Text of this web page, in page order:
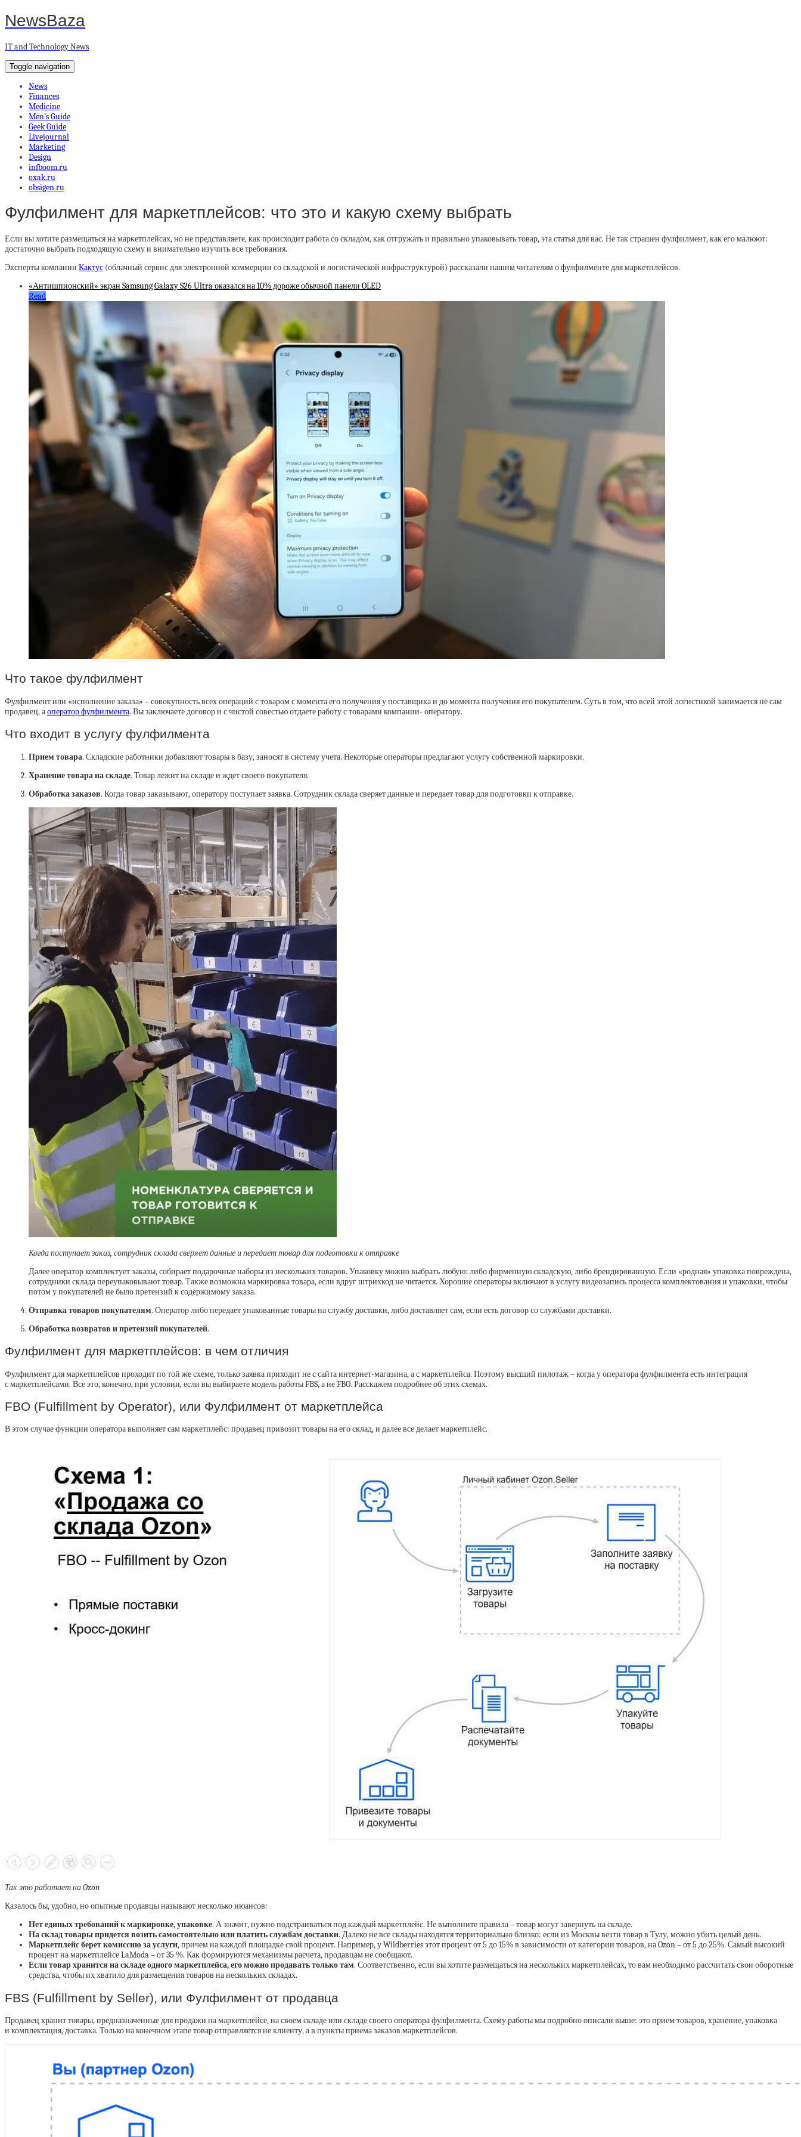
NewsBaza
IT and Technology News
Toggle navigation
News
Finances
Medicine
Men’s Guide
Geek Guide
Livejournal
Marketing
Design
infboom.ru
oxak.ru
obsigen.ru
Фулфилмент для маркетплейсов: что это и какую схему выбрать
Если вы хотите размещаться на маркетплейсах, но не представляете, как происходит работа со складом, как отгружать и правильно упаковывать товар, эта статья для вас. Не так страшен фулфилмент, как его малюют:
достаточно выбрать подходящую схему и внимательно изучить все требования.
Эксперты компании Кактус (облачный сервис для электронной коммерции со складской и логистической инфраструктурой) рассказали нашим читателям о фулфилменте для маркетплейсов.
«Антишпионский» экран Samsung Galaxy S26 Ultra оказался на 10% дороже обычной панели OLED
Read
Что такое фулфилмент
Фулфилмент или «исполнение заказа» – совокупность всех операций с товаром с момента его получения у поставщика и до момента получения его покупателем. Суть в том, что всей этой логистикой занимается не сам
продавец, аоператор фулфилмента. Вы заключаете договор и с чистой совестью отдаете работу с товарами компании- оператору.
Что входит в услугу фулфилмента
Прием товара. Складские работники добавляют товары в базу, заносят в систему учета. Некоторые операторы предлагают услугу собственной маркировки.
Хранение товара на складе. Товар лежит на складе и ждет своего покупателя.
Обработка заказов. Когда товар заказывают, оператору поступает заявка. Сотрудник склада сверяет данные и передает товар для подготовки к отправке.
Когда поступает заказ, сотрудник склада сверяет данные и передает товар для подготовки к отправке
Далее оператор комплектует заказы, собирает подарочные наборы из нескольких товаров. Упаковку можно выбрать любую: либо фирменную складскую, либо брендированную. Если «родная» упаковка повреждена,
сотрудники склада переупаковывают товар. Также возможна маркировка товара, если вдруг штрихкод не читается. Хорошие операторы включают в услугу видеозапись процесса комплектования и упаковки, чтобы
потом у покупателей не было претензий к содержимому заказа.
Отправка товаров покупателям. Оператор либо передает упакованные товары на службу доставки, либо доставляет сам, если есть договор со службами доставки.
Обработка возвратов и претензий покупателей.
Фулфилмент для маркетплейсов: в чем отличия
Фулфилмент для маркетплейсов проходит по той же схеме, только заявка приходит не с сайта интернет-магазина, а с маркетплейса. Поэтому высший пилотаж – когда у оператора фулфилмента есть интеграция
с маркетплейсами. Все это, конечно, при условии, если вы выбираете модель работы FBS, а не FBO. Расскажем подробнее об этих схемах.
FBO (Fulfillment by Operator), или Фулфилмент от маркетплейса
В этом случае функции оператора выполняет сам маркетплейс: продавец привозит товары на его склад, и далее все делает маркетплейс.
Так это работает на Ozon
Казалось бы, удобно, но опытные продавцы называют несколько нюансов:
Нет единых требований к маркировке, упаковке. А значит, нужно подстраиваться под каждый маркетплейс. Не выполните правила – товар могут завернуть на складе.
На склад товары придется возить самостоятельно или платить службам доставки. Далеко не все склады находятся территориально близко: если из Москвы везти товар в Тулу, можно убить целый день.
Маркетплейс берет комиссию за услуги, причем на каждой площадке свой процент. Например, у Wildberries этот процент от 5 до 15% в зависимости от категории товаров, на Ozon – от 5 до 25%. Самый высокий
процент на маркетплейсе LaModa – от 35 %. Как формируются механизмы расчета, продавцам не сообщают.
Если товар хранится на складе одного маркетплейса, его можно продавать только там. Соответственно, если вы хотите размещаться на нескольких маркетплейсах, то вам необходимо рассчитать свои оборотные
средства, чтобы их хватило для размещения товаров на нескольких складах.
FBS (Fulfillment by Seller), или Фулфилмент от продавца
Продавец хранит товары, предназначенные для продажи на маркетплейсе, на своем складе или складе своего оператора фулфилмента. Схему работы мы подробно описали выше: это прием товаров, хранение, упаковка
и комплектация, доставка. Только на конечном этапе товар отправляется не клиенту, а в пункты приема заказов маркетплейсов.